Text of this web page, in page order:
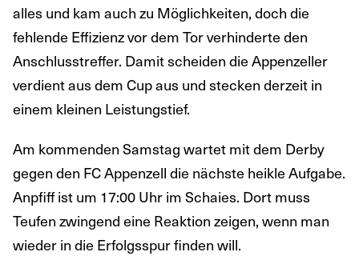
alles und kam auch zu Möglichkeiten, doch die
fehlende Effizienz vor dem Tor verhinderte den
Anschlusstreffer. Damit scheiden die Appenzeller
verdient aus dem Cup aus und stecken derzeit in
einem kleinen Leistungstief.
Am kommenden Samstag wartet mit dem Derby
gegen den FC Appenzell die nächste heikle Aufgabe.
Anpfiff ist um 17:00 Uhr im Schaies. Dort muss
Teufen zwingend eine Reaktion zeigen, wenn man
wieder in die Erfolgsspur finden will.